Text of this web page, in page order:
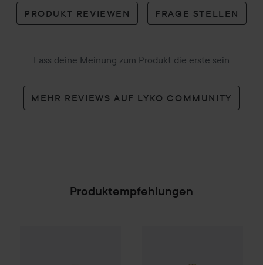
PRODUKT REVIEWEN FRAGE STELLEN
Lass deine Meinung zum Produkt die erste sein
MEHR REVIEWS AUF LYKO COMMUNITY
Produktempfehlungen